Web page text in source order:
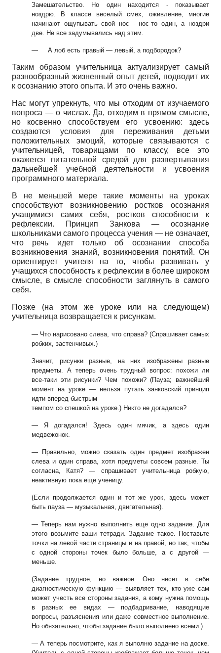
Замешательство. Но один находится - показывает
ноздрю. В классе веселый смех, оживление, многие
начинают ощупывать свой нос - нос-то один, а ноздри
две. Не все задумывались над этим.
— А лоб есть правый — левый, а подбородок?
Таким образом учительница актуализирует самый
разнообразный жизненный опыт детей, подводит их
к осознанию этого опыта. И это очень важно.
Нас могут упрекнуть, что мы отходим от изучаемого
вопроса — о числах. Да, отходим в прямом смысле,
но косвенно способствуем его усвоению: здесь
создаются условия для переживания детьми
положительных эмоций, которые связываются с
учительницей, товарищами по классу, все это
окажется питательной средой для развертывания
дальнейшей учебной деятельности и усвоения
программного материала.
В не меньшей мере такие моменты на уроках
способствуют возникновению ростков осознания
учащимися самих себя, ростков способности к
рефлексии. Принцип Занкова — осознание
школьниками самого процесса учения — не означает,
что речь идет только об осознании способа
возникновения знаний, возникновения понятий. Он
ориентирует учителя на то, чтобы развивать у
учащихся способность к рефлексии в более широком
смысле, в смысле способности заглянуть в самого
себя.
Позже (на этом же уроке или на следующем)
учительница возвращается к рисункам.
— Что нарисовано слева, что справа? (Спрашивает самых
робких, застенчивых.)
Значит, рисунки разные, на них изображены разные
предметы. А теперь оченьтрудный вопрос: похожи ли
все-таки эти рисунки? Чем похожи? (Пауза; важнейший
момент на уроке — нельзя путать занковский принцип
идти вперед быстрым
темпом со спешкой на уроке.) Никто не догадался?
— Я догадался! Здесь один мячик, а здесь один
медвежонок.
— Правильно, можно сказать один предмет изображен
слева и один справа, хотя предметы совсем разные. Ты
согласна, Катя? — спрашивает учительница робкую,
неактивную пока еще ученицу.
(Если продолжается один и тот же урок, здесь может
быть пауза — музыкальная, двигательная).
— Теперь нам нужно выполнить еще одно задание. Для
этого возьмите ваши тетради. Задание такое. Поставьте
точки на левой части страницы и на правой, нотак, чтобы
с одной стороны точек было больше, а с другой —
меньше.
(Задание трудное, но важное. Оно несет в себе
диагностическую функцию — выявляет тех, кто уже сам
может учесть все стороны задания, а кому нужна помощь
в разных ее видах — подбадривание, наводящие
вопросы, разъяснения или даже совместное выполнение.
Но обязательно, чтобы задание было выполнено всеми.)
— А теперь посмотрите, как я выполню задание на доске.